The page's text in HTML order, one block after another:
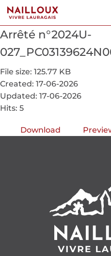
Arrêté n°2024U-
File size: 125.77 KB
Created: 17-06-2026
Updated: 17-06-2026
Hits: 5
Download